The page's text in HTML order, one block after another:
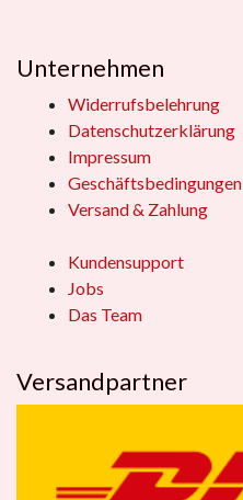
Unternehmen
Widerrufsbelehrung
Datenschutzerklärung
Impressum
Geschäftsbedingungen
Versand & Zahlung
Kundensupport
Jobs
Das Team
Versandpartner